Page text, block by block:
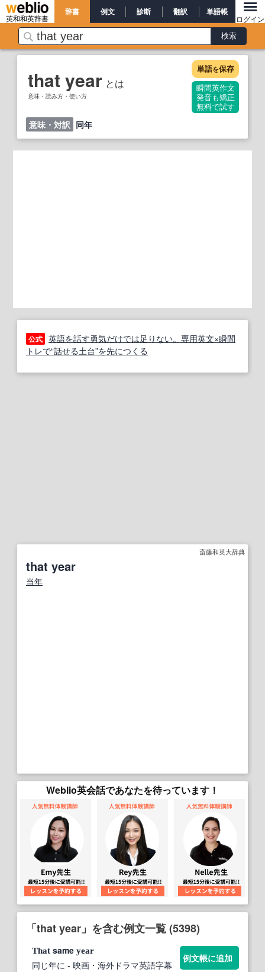
英和和英辞書
辞書 例文 診断 翻訳 単語帳
ログイン
that year とは
意味・読み方・使い方
単語を保存
瞬間英作文
発音も矯正
無料で試す
意味・対訳 同年
公式 英語を話す勇気だけでは足りない。専用英文×瞬間
トレで“話せる土台”を先につくる
斎藤和英大辞典
that year
当年
Weblio英会話であなたを待っています！
「that year」を含む例文一覧 (5398)
That same year
同じ年に - 映画・海外ドラマ英語字幕
例文帳に追加